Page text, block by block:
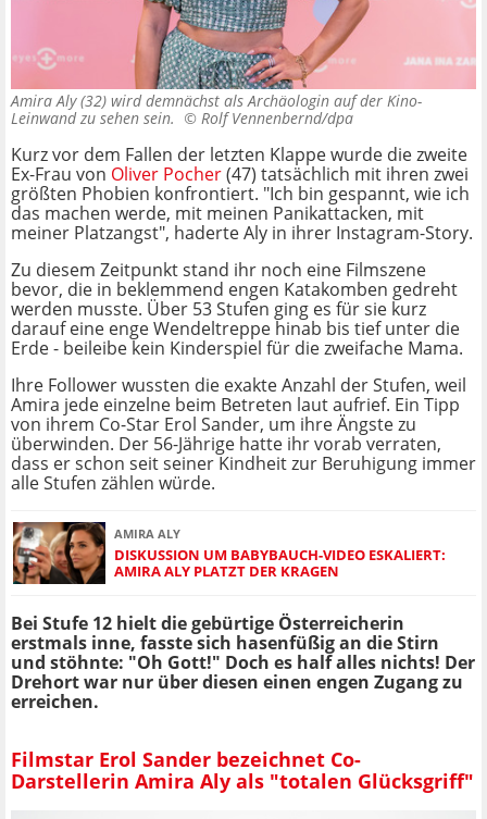
Amira Aly (32) wird demnächst als Archäologin auf der Kino-
Leinwand zu sehen sein. © Rolf Vennenbernd/dpa
Kurz vor dem Fallen der letzten Klappe wurde die zweite
Ex-Frau von Oliver Pocher(47) tatsächlich mit ihren zwei
größten Phobien konfrontiert. "Ich bin gespannt, wie ich
das machen werde, mit meinen Panikattacken, mit
meiner Platzangst", haderte Aly in ihrer Instagram-Story.
Zu diesem Zeitpunkt stand ihr noch eine Filmszene
bevor, die in beklemmend engen Katakomben gedreht
werden musste. Über 53 Stufen ging es für sie kurz
darauf eine enge Wendeltreppe hinab bis tief unter die
Erde - beileibe kein Kinderspiel für die zweifache Mama.
Ihre Follower wussten die exakte Anzahl der Stufen, weil
Amira jede einzelne beim Betreten laut aufrief. Ein Tipp
von ihrem Co-Star Erol Sander, um ihre Ängste zu
überwinden. Der 56-Jährige hatte ihr vorab verraten,
dass er schon seit seiner Kindheit zur Beruhigung immer
alle Stufen zählen würde.
AMIRA ALY
DISKUSSION UM BABYBAUCH-VIDEO ESKALIERT:
AMIRA ALY PLATZT DER KRAGEN
Bei Stufe 12 hielt die gebürtige Österreicherin
erstmals inne, fasste sich hasenfüßig an die Stirn
und stöhnte: "Oh Gott!" Doch es half alles nichts! Der
Drehort war nur über diesen einen engen Zugang zu
erreichen.
Filmstar Erol Sander bezeichnet Co-
Darstellerin Amira Aly als "totalen Glücksgriff"